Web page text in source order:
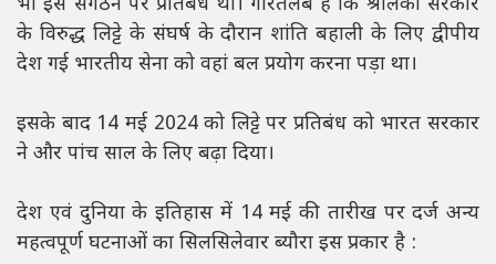
भी इस संगठन पर प्रतिबंध था। गौरतलब है कि श्रीलंका सरकार
के विरुद्ध लिट्टे के संघर्ष के दौरान शांति बहाली के लिए द्वीपीय
देश गई भारतीय सेना को वहां बल प्रयोग करना पड़ा था।
इसके बाद 14 मई 2024 को लिट्टे पर प्रतिबंध को भारत सरकार
ने और पांच साल के लिए बढ़ा दिया।
देश एवं दुनिया के इतिहास में 14 मई की तारीख पर दर्ज अन्य
महत्वपूर्ण घटनाओं का सिलसिलेवार ब्यौरा इस प्रकार है :